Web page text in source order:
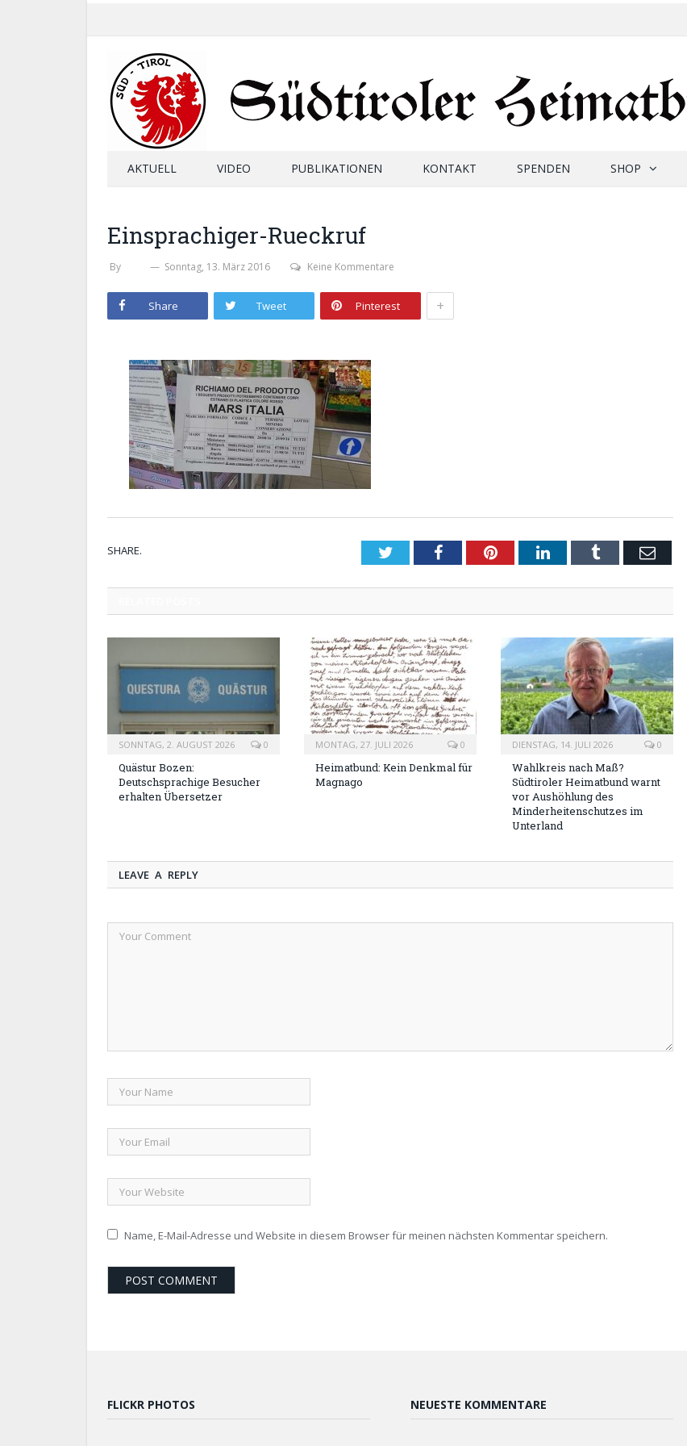
AKTUELL VIDEO PUBLIKATIONEN KONTAKT SPENDEN SHOP
Einsprachiger-Rueckruf
By Sonntag, 13. März 2016 Keine Kommentare
Share Tweet Pinterest +
SHARE. TwitterFacebookPinterestLinkedInTumblr Email
SONNTAG, 2. AUGUST 2026 0
Quästur Bozen:
Deutschsprachige Besucher
erhalten Übersetzer
MONTAG, 27. JULI 2026 0
Heimatbund: Kein Denkmal für
Magnago
DIENSTAG, 14. JULI 2026 0
Wahlkreis nach Maß?
Südtiroler Heimatbund warnt
vor Aushöhlung des
Minderheitenschutzes im
Unterland
LEAVE A REPLY
Name, E-Mail-Adresse und Website in diesem Browser für meinen nächsten Kommentar speichern.
FLICKR PHOTOS NEUESTE KOMMENTARE